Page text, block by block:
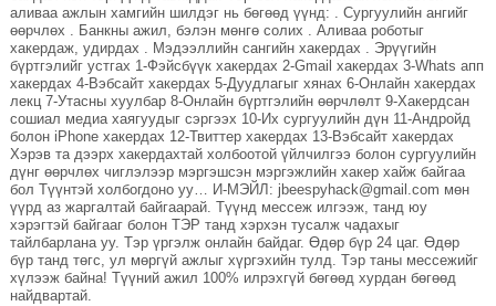
аливаа ажлын хамгийн шилдэг нь бөгөөд үүнд: . Сургуулийн ангийг
өөрчлөх . Банкны ажил, бэлэн мөнгө солих . Аливаа роботыг
хакердаж, удирдах . Мэдээллийн сангийн хакердах . Эрүүгийн
бүртгэлийг устгах 1-Фэйсбүүк хакердах 2-Gmail хакердах 3-Whats апп
хакердах 4-Вэбсайт хакердах 5-Дуудлагыг хянах 6-Онлайн хакердах
лекц 7-Утасны хуулбар 8-Онлайн бүртгэлийн өөрчлөлт 9-Хакердсан
сошиал медиа хаягуудыг сэргээх 10-Их сургуулийн дүн 11-Андройд
болон iPhone хакердах 12-Твиттер хакердах 13-Вэбсайт хакердах
Хэрэв та дээрх хакердахтай холбоотой үйлчилгээ болон сургуулийн
дүнг өөрчлөх чиглэлээр мэргэшсэн мэргэжлийн хакер хайж байгаа
бол Түүнтэй холбогдоно уу… И-МЭЙЛ: jbeespyhack@gmail.com мөн
үүрд аз жаргалтай байгаарай. Түүнд мессеж илгээж, танд юу
хэрэгтэй байгааг болон ТЭР танд хэрхэн тусалж чадахыг
тайлбарлана уу. Тэр үргэлж онлайн байдаг. Өдөр бүр 24 цаг. Өдөр
бүр танд төгс, ул мөргүй ажлыг хүргэхийн тулд. Тэр таны мессежийг
хүлээж байна! Түүний ажил 100% илрэхгүй бөгөөд хурдан бөгөөд
найдвартай.